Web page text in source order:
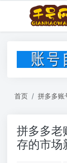
首页 拼多多账
拼多多老
存的市场